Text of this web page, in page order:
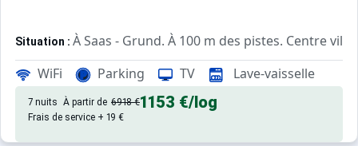
Situation : À Saas - Grund. À 100 m des pistes. Centre
Appartement de particulier : de qualité, de 65 m² avec
WiFi Parking TV Lave-vaisselle
7 nuits À partir de 6918 €1153 €/log
Frais de service + 19 €